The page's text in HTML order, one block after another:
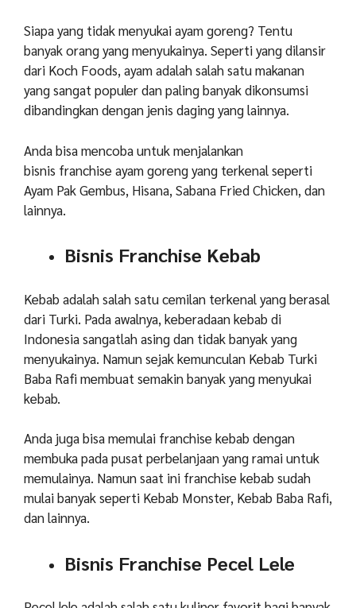
Siapa yang tidak menyukai ayam goreng? Tentu
banyak orang yang menyukainya. Seperti yang dilansir
dari Koch Foods, ayam adalah salah satu makanan
yang sangat populer dan paling banyak dikonsumsi
dibandingkan dengan jenis daging yang lainnya.
Anda bisa mencoba untuk menjalankan
bisnis franchise ayam goreng yang terkenal seperti
Ayam Pak Gembus, Hisana, Sabana Fried Chicken, dan
lainnya.
Bisnis Franchise Kebab
Kebab adalah salah satu cemilan terkenal yang berasal
dari Turki. Pada awalnya, keberadaan kebab di
Indonesia sangatlah asing dan tidak banyak yang
menyukainya. Namun sejak kemunculan Kebab Turki
Baba Rafi membuat semakin banyak yang menyukai
kebab.
Anda juga bisa memulai franchise kebab dengan
membuka pada pusat perbelanjaan yang ramai untuk
memulainya. Namun saat ini franchise kebab sudah
mulai banyak seperti Kebab Monster, Kebab Baba Rafi,
dan lainnya.
Bisnis Franchise Pecel Lele